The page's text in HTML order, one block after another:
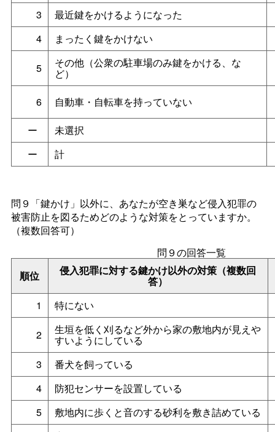
3
最近鍵をかけるようになった
4
まったく鍵をかけない
5 その他（公衆の駐車場のみ鍵をかける、な
ど）
6
自動車・自転車を持っていない
ー
未選択
ー
計
問９「鍵かけ」以外に、あなたが空き巣など侵入犯罪の
被害防止を図るためどのような対策をとっていますか。
（複数回答可）
順位 侵入犯罪に対する鍵かけ以外の対策（複数回
答）
問９の回答一覧
1 特にない
2 生垣を低く刈るなど外から家の敷地内が見えや
すいようにしている
3
番犬を飼っている
4
防犯センサーを設置している
5
敷地内に歩くと音のする砂利を敷き詰めている